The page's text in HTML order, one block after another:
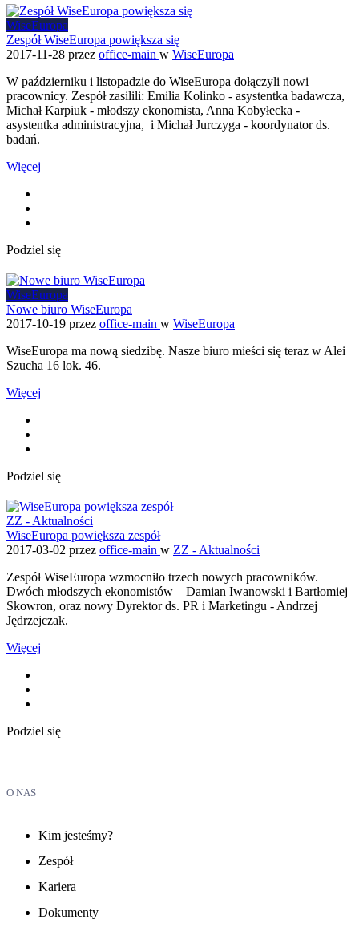
WiseEuropa
Zespół WiseEuropa powiększa się
2017-11-28 przez office-main w WiseEuropa
W październiku i listopadzie do WiseEuropa dołączyli nowi
pracownicy. Zespół zasilili: Emilia Kolinko - asystentka badawcza,
Michał Karpiuk - młodszy ekonomista, Anna Kobyłecka -
asystentka administracyjna, i Michał Jurczyga - koordynator ds.
badań.
Więcej
Podziel się
WiseEuropa
Nowe biuro WiseEuropa
2017-10-19 przez office-main w WiseEuropa
WiseEuropa ma nową siedzibę. Nasze biuro mieści się teraz w Alei
Szucha 16 lok. 46.
Więcej
Podziel się
ZZ - Aktualności
WiseEuropa powiększa zespół
2017-03-02 przez office-main w ZZ - Aktualności
Zespół WiseEuropa wzmocniło trzech nowych pracowników.
Dwóch młodszych ekonomistów – Damian Iwanowski i Bartłomiej
Skowron, oraz nowy Dyrektor ds. PR i Marketingu - Andrzej
Jędrzejczak.
Więcej
Podziel się
O NAS
Kim jesteśmy?
Zespół
Kariera
Dokumenty